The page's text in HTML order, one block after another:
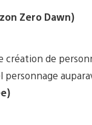
Zero Dawn)
de
personnage